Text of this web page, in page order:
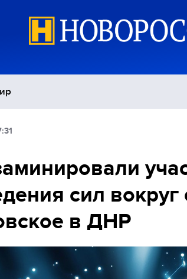
Экономика
сил вокруг
в ДНР